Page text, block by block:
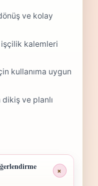
ve kolay
kalemleri
kullanıma uygun
ve planlı
+